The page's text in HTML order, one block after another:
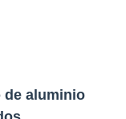
de aluminio